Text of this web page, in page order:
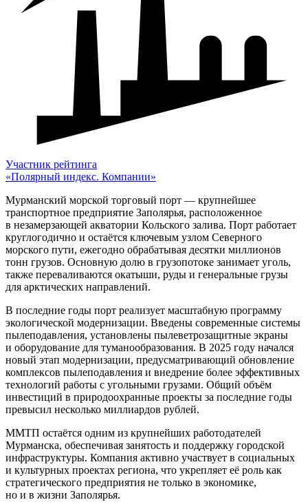
Участник рейтинга
«Полярный индекс. Компании»
Мурманский морской торговый порт — крупнейшее
транспортное предприятие Заполярья, расположенное
в незамерзающей акватории Кольского залива. Порт работает
круглогодично и остаётся ключевым узлом Северного
морского пути, ежегодно обрабатывая десятки миллионов
тонн грузов. Основную долю в грузопотоке занимает уголь,
также переваливаются окатыши, руды и генеральные грузы
для арктических направлений.
В последние годы порт реализует масштабную программу
экологической модернизации. Введены современные системы
пылеподавления, установлены пылеветрозащитные экраны
и оборудование для туманообразования. В 2025 году начался
новый этап модернизации, предусматривающий обновление
комплексов пылеподавления и внедрение более эффективных
технологий работы с угольными грузами. Общий объём
инвестиций в природоохранные проекты за последние годы
превысил несколько миллиардов рублей.
ММТП остаётся одним из крупнейших работодателей
Мурманска, обеспечивая занятость и поддержку городской
инфраструктуры. Компания активно участвует в социальных
и культурных проектах региона, что укрепляет её роль как
стратегического предприятия не только в экономике,
но и в жизни Заполярья.